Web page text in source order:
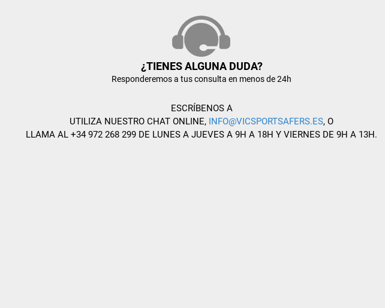
¿TIENES ALGUNA DUDA?
Responderemos a tus consulta en menos de 24h
ESCRÍBENOS A
UTILIZA NUESTRO CHAT ONLINE, INFO@VICSPORTSAFERS.ES, O
LLAMA AL +34 972 268 299 DE LUNES A JUEVES A 9H A 18H Y VIERNES DE 9H A 13H.